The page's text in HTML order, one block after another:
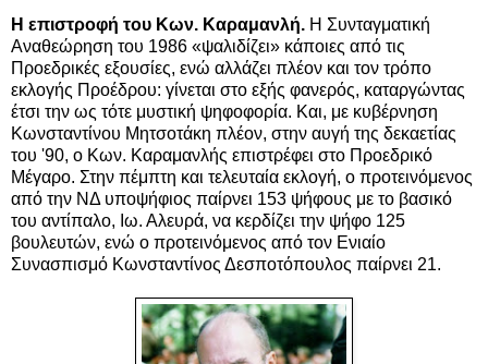
Η επιστροφή του Κων. Καραμανλή. Η Συνταγματική
Αναθεώρηση του 1986 «ψαλιδίζει» κάποιες από τις
Προεδρικές εξουσίες, ενώ αλλάζει πλέον και τον τρόπο
εκλογής Προέδρου: γίνεται στο εξής φανερός, καταργώντας
έτσι την ως τότε μυστική ψηφοφορία. Και, με κυβέρνηση
Κωνσταντίνου Μητσοτάκη πλέον, στην αυγή της δεκαετίας
του '90, ο Κων. Καραμανλής επιστρέφει στο Προεδρικό
Μέγαρο. Στην πέμπτη και τελευταία εκλογή, ο προτεινόμενος
από την ΝΔ υποψήφιος παίρνει 153 ψήφους με το βασικό
του αντίπαλο, Ιω. Αλευρά, να κερδίζει την ψήφο 125
βουλευτών, ενώ ο προτεινόμενος από τον Ενιαίο
Συνασπισμό Κωνσταντίνος Δεσποτόπουλος παίρνει 21.